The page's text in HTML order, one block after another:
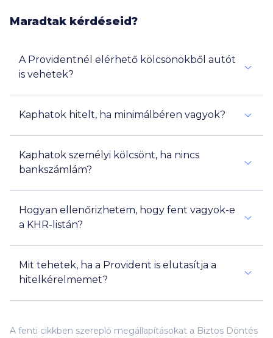
Maradtak kérdéseid?
A Providentnél elérhető kölcsönökből autót
is vehetek?
Kaphatok hitelt, ha minimálbéren vagyok?
Kaphatok személyi kölcsönt, ha nincs
bankszámlám?
Hogyan ellenőrizhetem, hogy fent vagyok-e
a KHR-listán?
Mit tehetek, ha a Provident is elutasítja a
hitelkérelmemet?
A fenti cikkben szereplő megállapításokat a Biztos Döntés